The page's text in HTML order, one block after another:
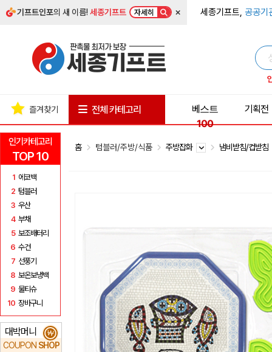
기프트인포의 새 이름!세종기프트 자세히 × 세종기프트, 공공기
인기카테고리
TOP 10
1 에코백
2 텀블러
3 우산
4 부채
5 보조배터리
6 수건
7 선풍기
8 보온보냉백
9 물티슈
10 장바구니
대박머니
COUPON SHOP
₩
즐겨찾기 전체 카테고리
베스트
100
기획전
홈 텀블러/주방/식품 주방잡화 냄비받침/컵받침